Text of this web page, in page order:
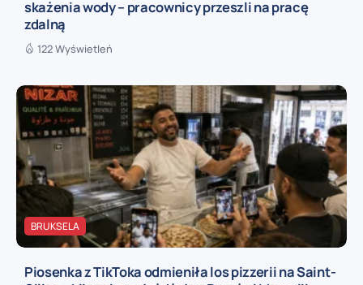
skażenia wody – pracownicy przeszli na pracę
zdalną
122 Wyświetleń
BRUKSELA
Piosenka z TikToka odmieniła los pizzerii na Saint-